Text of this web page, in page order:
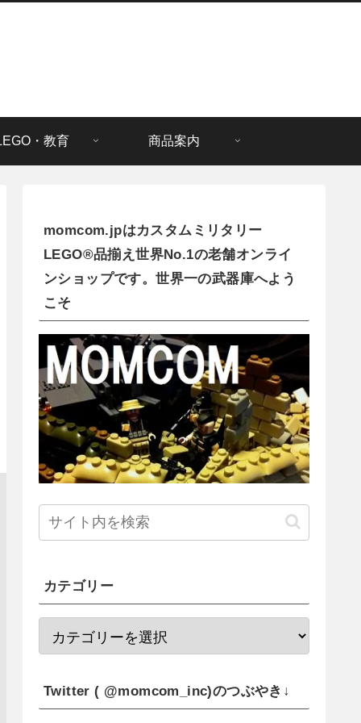
・教育 商品案内
momcom.jpはカスタムミリタリー
LEGO®品揃え世界No.1の老舗オンライ
ンショップです。世界一の武器庫へよう
こそ
カテゴリー
Twitter ( @momcom_inc)のつぶやき↓